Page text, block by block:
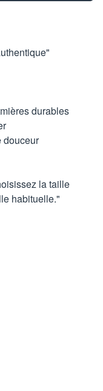
durables
douceur
la taille
habituelle."